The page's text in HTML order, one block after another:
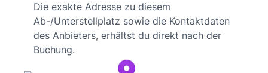
Die exakte Adresse zu diesem
Ab-/Unterstellplatz sowie die Kontaktdaten
des Anbieters, erhältst du direkt nach der
Buchung.